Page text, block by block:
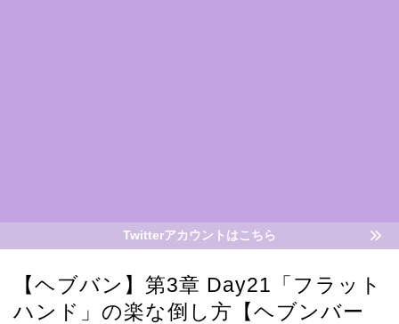
Twitterアカウントはこちら
【ヘブバン】第3章 Day21「フラット
ハンド」の楽な倒し方【ヘブンバー